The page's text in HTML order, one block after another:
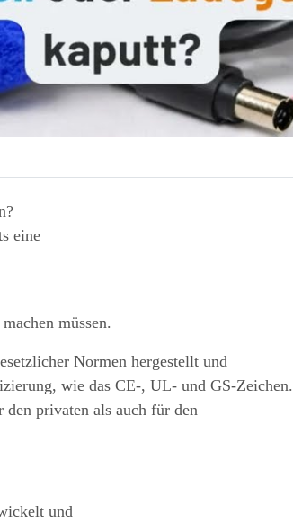
eine
müssen.
Normen hergestellt und
wie das CE-, UL- und GS-Zeichen.
privaten als auch für den
und